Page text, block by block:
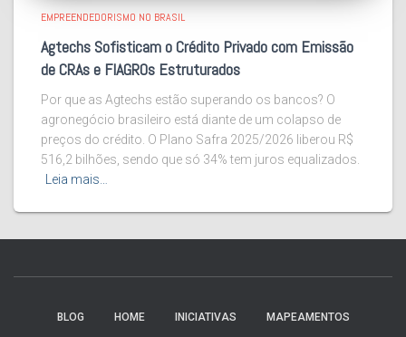
EMPREENDEDORISMO NO BRASIL
Agtechs Sofisticam o Crédito Privado com Emissão
de CRAs e FIAGROs Estruturados
Por que as Agtechs estão superando os bancos? O
agronegócio brasileiro está diante de um colapso de
preços do crédito. O Plano Safra 2025/2026 liberou R$
516,2 bilhões, sendo que só 34% tem juros equalizados.
Leia mais…
BLOG HOME INICIATIVAS MAPEAMENTOS